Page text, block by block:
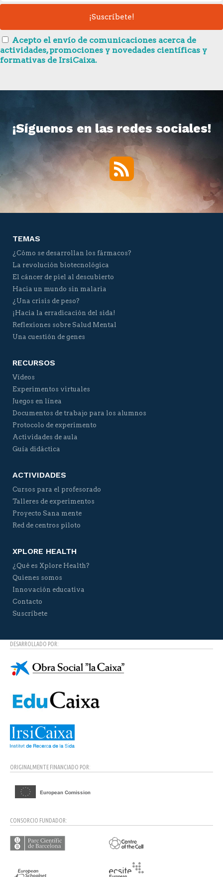
Acepto el envío de comunicaciones acerca de
actividades, promociones y novedades científicas y
formativas de IrsiCaixa.
¡Síguenos en las redes sociales!
RSS
TEMAS
¿Cómo se desarrollan los fármacos?
La revolución biotecnológica
El cáncer de piel al descubierto
Hacia un mundo sin malaria
¿Una crisis de peso?
¡Hacia la erradicación del sida!
Reflexiones sobre Salud Mental
Una cuestión de genes
RECURSOS
Vídeos
Experimentos virtuales
Juegos en línea
Documentos de trabajo para los alumnos
Protocolo de experimento
Actividades de aula
Guía didáctica
ACTIVIDADES
Cursos para el profesorado
Talleres de experimentos
Proyecto Sana mente
Red de centros piloto
XPLORE HEALTH
¿Qué es Xplore Health?
Quienes somos
Innovación educativa
Contacto
Suscríbete
DESARROLLADO POR:
ORIGINALMENTE FINANCIADO POR:
CONSORCIO FUNDADOR: